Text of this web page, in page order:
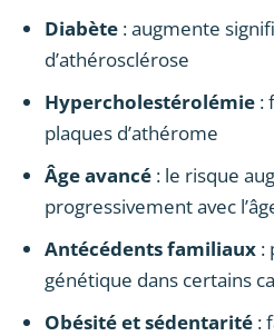
Diabète : augmente
d’athérosclérose
Hypercholestérolémie :
plaques d’athérome
Âge avancé : le risque
progressivement avec
Antécédents familiaux :
génétique dans certains
Obésité et sédentarité :